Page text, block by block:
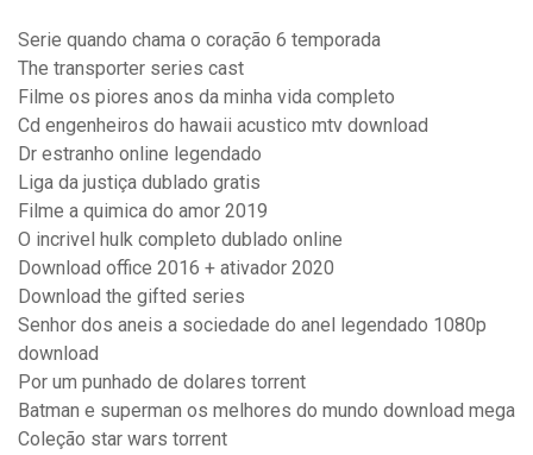
Serie quando chama o coração 6 temporada
The transporter series cast
Filme os piores anos da minha vida completo
Cd engenheiros do hawaii acustico mtv download
Dr estranho online legendado
Liga da justiça dublado gratis
Filme a quimica do amor 2019
O incrivel hulk completo dublado online
Download office 2016 + ativador 2020
Download the gifted series
Senhor dos aneis a sociedade do anel legendado 1080p
download
Por um punhado de dolares torrent
Batman e superman os melhores do mundo download mega
Coleção star wars torrent